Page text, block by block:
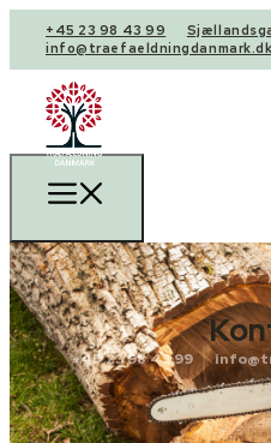
+45 23 98 43 99
info@traefaeldningdanmark.dk
+45 23 98 43 99